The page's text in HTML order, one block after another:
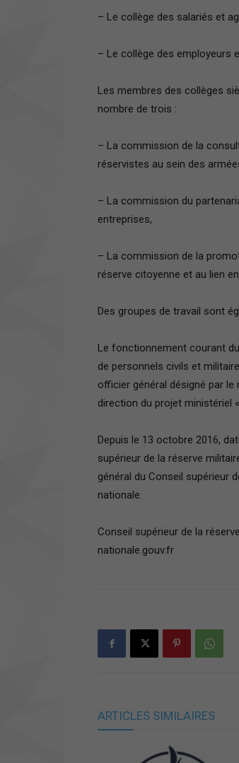
– Le collège des salariés et
– Le collège des employeurs
Les membres des collèges
nombre de trois :
– La commission de la
réservistes au sein des
– La commission du
entreprises,
– La commission de la
réserve citoyenne et au lien
Des groupes de travail sont
Le fonctionnement courant
de personnels civils et
officier général désigné par
direction du projet ministériel
Depuis le 13 octobre 2016,
supérieur de la réserve
général du Conseil supérieur
nationale.
Conseil supérieur de la
nationale.gouv.fr
ARTICLES SIMILAIRES